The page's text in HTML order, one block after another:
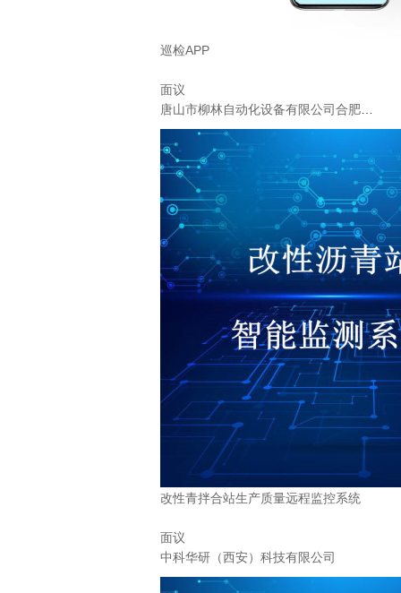
巡检APP
面议
改性青拌合站生产质量远程监控系统
面议
中科华研（西安）科技有限公司